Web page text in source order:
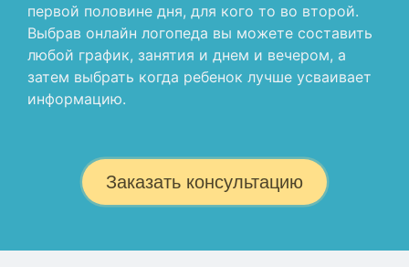
первой половине дня, для кого то во второй.
Выбрав онлайн логопеда вы можете составить
любой график, занятия и днем и вечером, а
затем выбрать когда ребенок лучше усваивает
информацию.
Заказать консультацию